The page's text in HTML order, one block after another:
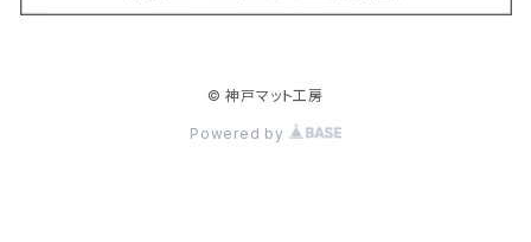
© 神戸マット工房
Powered by